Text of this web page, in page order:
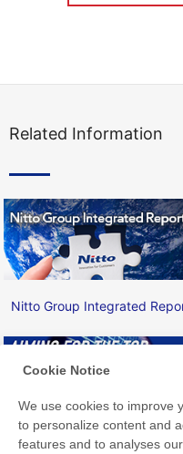
Related Information
Nitto Group Integrated
Nitto ATP Finals
Cookie Notice
We use cookies to improve
to personalize content and
features and to analyses